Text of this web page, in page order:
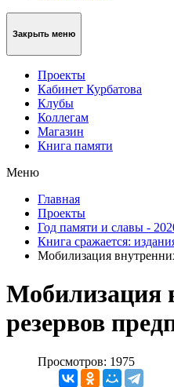
Закрыть меню
Проекты
Кабинет Курбатова
Клубы
Коллегам
Магазин
Книга памяти
Меню
Главная
Проекты
Год памяти и славы -
Книга сражается:
Мобилизация
Мобилизация
резервов
Просмотров: 1975